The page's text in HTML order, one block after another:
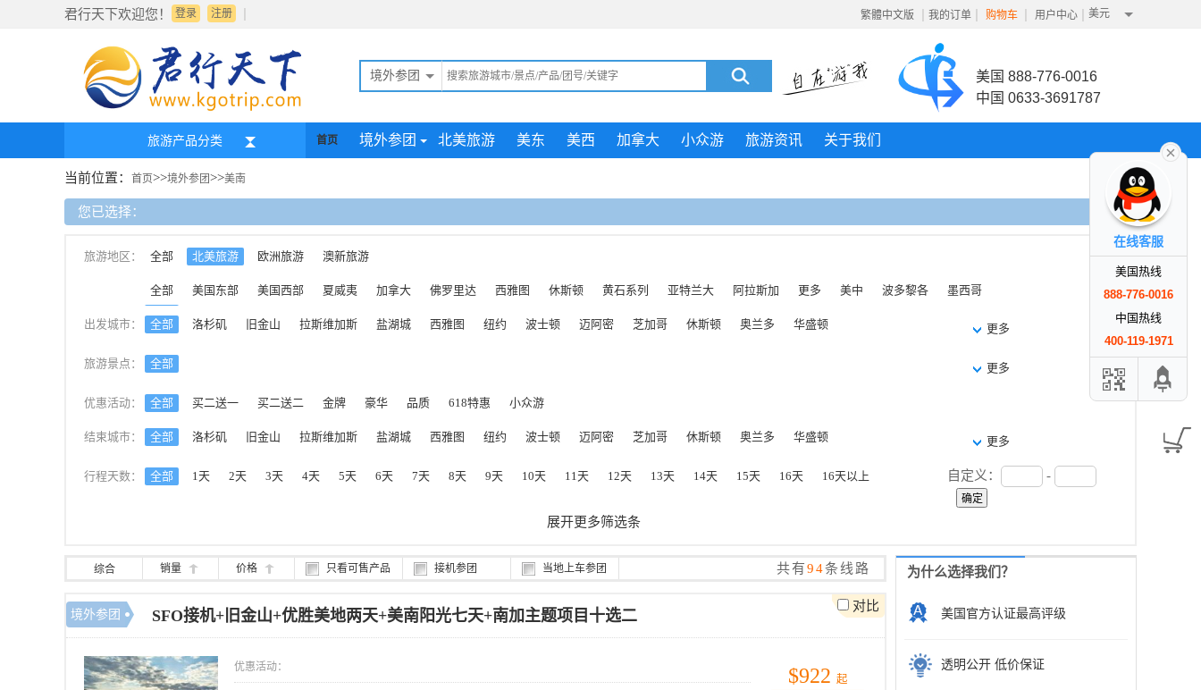
君行天下欢迎您！ 登录 |
注册 繁體中文版 | 我的订单 | 购物车 | 用户中心 | 美元
境外参团
美国 888-776-0016
中国 0633-3691787
旅游产品分类 首页 境外参团 北美旅游 美东 美西 加拿大 小众游 旅游资讯 关于我们
当前位置： 首页>>境外参团>>美南
您已选择：
旅游地区： 全部 北美旅游 欧洲旅游 澳新旅游
全部 美国东部 美国西部 夏威夷 加拿大 佛罗里达 西雅图 休斯顿 黄石系列 亚特兰大 阿拉斯加 更多 美中 波多黎各
墨西哥
美南
出发城市：
全部 洛杉矶 旧金山 拉斯维加斯 盐湖城 西雅图 纽约 波士顿 迈阿密 芝加哥 休斯顿 奥兰多 华盛顿 更多
旅游景点： 全部 更多
优惠活动： 全部 买二送一 买二送二 金牌 豪华 品质 618特惠 小众游
结束城市： 全部 洛杉矶 旧金山 拉斯维加斯 盐湖城 西雅图 纽约 波士顿 迈阿密 芝加哥 休斯顿 奥兰多 华盛顿 更多
行程天数： 全部 1天 2天 3天 4天 5天 6天 7天 8天 9天 10天 11天 12天 13天 14天 15天 16天 16天以上 自定义： -
展开更多筛选条
综合 销量 价格 只看可售产品 接机参团 当地上车参团 共有94条线路
境外参团 SFO接机+旧金山+优胜美地两天+美南阳光七天+南加主题项目十选二
优惠活动： $922 起
对比
为什么选择我们？
美国官方认证最高评级
透明公开 低价保证
在线客服
美国热线
888-776-0016
中国热线
400-119-1971